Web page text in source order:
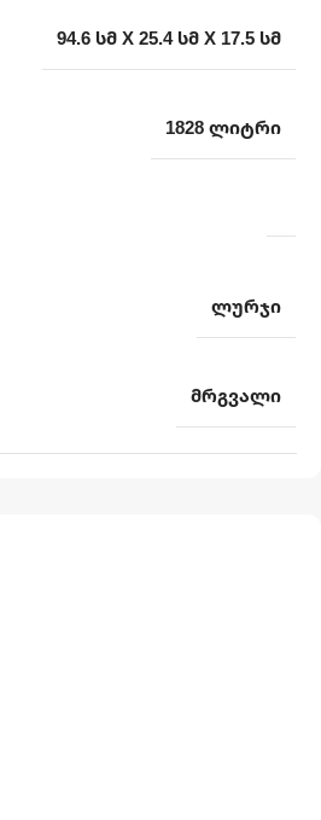
94.6 სმ X 25.4 სმ X 17.5 სმ
1828 ლიტრი
ლურჯი
მრგვალი